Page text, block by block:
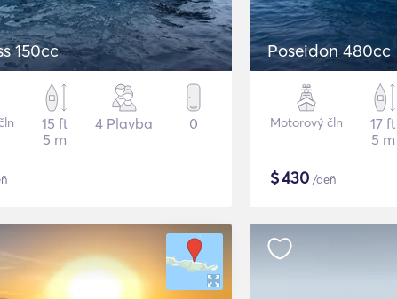
150cc
15 ft
5 m
4 Plavba 0
Poseidon 480cc
Motorový čln
17 ft
5 m
$430 /deň